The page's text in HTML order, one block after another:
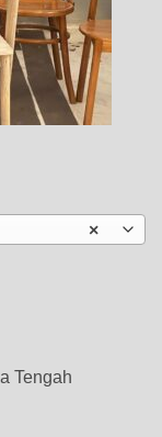
×
Tengah